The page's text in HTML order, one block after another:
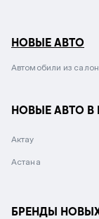
НОВЫЕ АВТО
Автомобили из
НОВЫЕ АВТО В
Актау
Астана
БРЕНДЫ